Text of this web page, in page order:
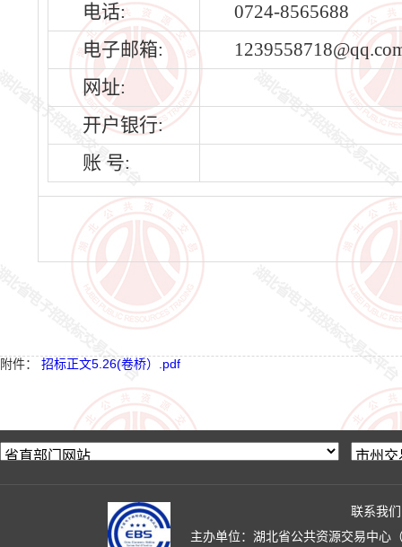
电话:
0724-8565688
电子邮箱:
网址:
开户银行:
账 号:
附件： 招标正文5.26(卷桥）.pdf
联系我们
主办单位：湖北省公共资源交易中心